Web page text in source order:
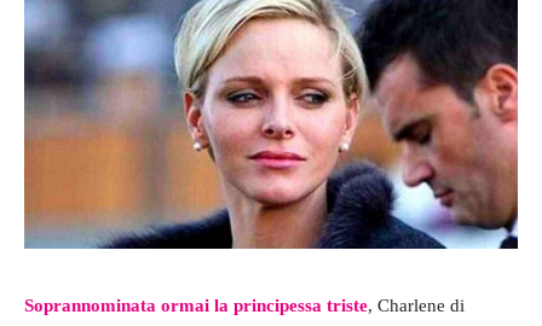
Soprannominata ormai la principessa triste, Charlene di